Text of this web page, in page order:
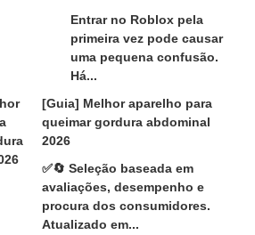
Entrar no Roblox pela
primeira vez pode causar
uma pequena confusão.
Há...
[Guia] Melhor aparelho para
queimar gordura abdominal
2026
✅🔄 Seleção baseada em
avaliações, desempenho e
procura dos consumidores.
Atualizado em...